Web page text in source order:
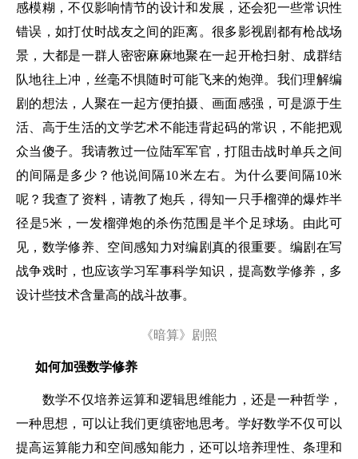
感模糊，不仅影响情节的设计和发展，还会犯一些常识性
错误，如打仗时战友之间的距离。很多影视剧都有枪战场
景，大都是一群人密密麻麻地聚在一起开枪扫射、成群结
队地往上冲，丝毫不惧随时可能飞来的炮弹。我们理解编
剧的想法，人聚在一起方便拍摄、画面感强，可是源于生
活、高于生活的文学艺术不能违背起码的常识，不能把观
众当傻子。我请教过一位陆军军官，打阻击战时单兵之间
的间隔是多少？他说间隔10米左右。为什么要间隔10米
呢？我查了资料，请教了炮兵，得知一只手榴弹的爆炸半
径是5米，一发榴弹炮的杀伤范围是半个足球场。由此可
见，数学修养、空间感知力对编剧真的很重要。编剧在写
战争戏时，也应该学习军事科学知识，提高数学修养，多
设计些技术含量高的战斗故事。
《暗算》剧照
如何加强数学修养
数学不仅培养运算和逻辑思维能力，还是一种哲学，
一种思想，可以让我们更缜密地思考。学好数学不仅可以
提高运算能力和空间感知能力，还可以培养理性、条理和